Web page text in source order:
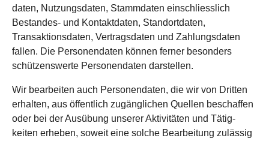
daten, Nutzungs­daten, Stamm­daten einschliesslich
Bestandes- und Kontakt­daten, Standort­daten,
Transaktions­daten, Vertrags­daten und Zahlungs­daten
fallen. Die Personen­daten können ferner besonders
schützens­werte Personen­daten darstellen.
Wir bearbeiten auch Personen­daten, die wir von Dritten
erhalten, aus öffentlich zugäng­lichen Quellen beschaffen
oder bei der Ausübung unserer Aktivitäten und Tätig­
keiten erheben, soweit eine solche Bearbeitung zulässig